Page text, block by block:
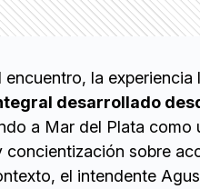
encuentro, la experiencia
desarrollado
a Mar del Plata como
concientización sobre
el intendente